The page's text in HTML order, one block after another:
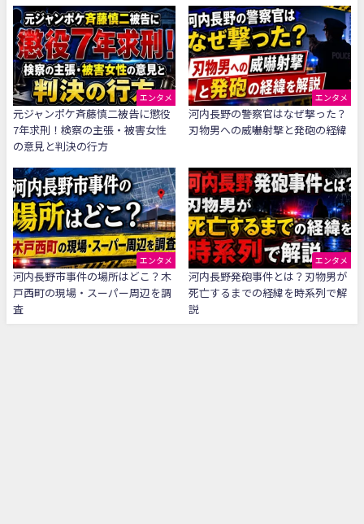
エンタメ
元ジャンポケ斉藤慎二被告に懲役
7年求刑！検察の主張・被害女性
の意見と判決の行方
エンタメ
河内長野の警察官はなぜ撃った？
刃物男への威嚇射撃と発砲の経緯
エンタメ
河内長野市事件の場所はどこ？木
戸西町の現場・スーパー周辺を調
査
エンタメ
河内長野発砲事件とは？刃物男が
死亡するまでの経緯を時系列で解
説